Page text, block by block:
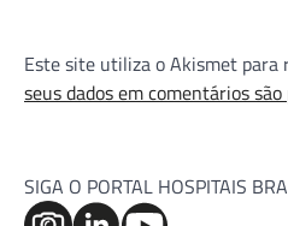
Este site utiliza o Akismet para
seus dados em comentários são
SIGA O PORTAL HOSPITAIS